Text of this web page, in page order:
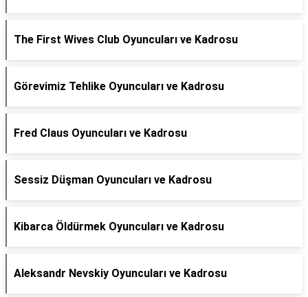
The First Wives Club Oyuncuları ve Kadrosu
Görevimiz Tehlike Oyuncuları ve Kadrosu
Fred Claus Oyuncuları ve Kadrosu
Sessiz Düşman Oyuncuları ve Kadrosu
Kibarca Öldürmek Oyuncuları ve Kadrosu
Aleksandr Nevskiy Oyuncuları ve Kadrosu